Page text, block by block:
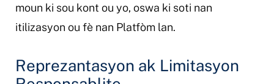
moun ki sou kont ou yo, oswa ki soti nan
itilizasyon ou fè nan Platfòm lan.
Reprezantasyon ak Limitasyon